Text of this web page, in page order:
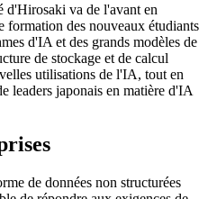
d'Hirosaki va de l'avant en
formation des nouveaux étudiants
d'IA et des grands modèles de
de stockage et de calcul
utilisations de l'IA, tout en
leaders japonais en matière d'IA
de données non structurées